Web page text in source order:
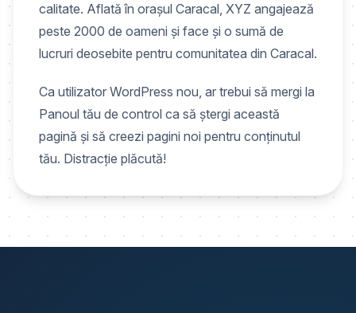
calitate. Aflată în orașul Caracal, XYZ angajează
peste 2000 de oameni și face și o sumă de
lucruri deosebite pentru comunitatea din Caracal.
Ca utilizator WordPress nou, ar trebui să mergi la
Panoul tău de control ca să ștergi această
pagină și să creezi pagini noi pentru conținutul
tău. Distracție plăcută!